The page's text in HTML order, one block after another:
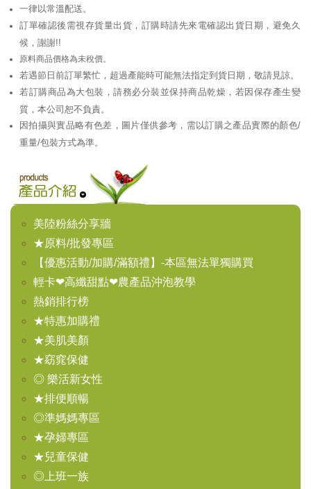
一律以常溫配送。
訂單確認後需視存貨量出貨，訂購時請先來電確認出貨日期，避免久
候，謝謝!!
原料商品價格為未稅價。
若遇節日前訂單繁忙，超過產能時可能無法指定到貨日期，敬請見諒。
若訂購商品為大包裝，請務必分裝並保持商品乾燥，若因保存產生變
質，本公司恕不負責。
因拍攝與實品略有色差，圖片僅供參考，需以訂購之產品實際的顏色/
重量/包裝方式為準。
美陸粉絲分享牆
★原料/批發專區
【優惠活動/加購/滿額禮】-本區無法單獨購買
輕卡❤高纖甜點❤農產品沖泡教學
熱銷排行榜
★特惠加購禮
★美肌美顏
★窈窕保健
◎ 樂活新女性
★排便順暢
◎準媽媽專區
★孕婦專區
★兒童保健
◎上班一族